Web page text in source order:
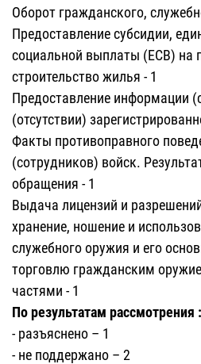
Оборот гражданского,
Предоставление субсидии,
социальной выплаты (ЕСВ) на
строительство жилья - 1
Предоставление информации
(отсутствии)
Факты противоправного
(сотрудников) войск.
обращения - 1
Выдача лицензий и
хранение, ношение и
служебного оружия и его
торговлю гражданским
частями - 1
По результатам рассмотрения :
- разъяснено – 1
- не поддержано – 2